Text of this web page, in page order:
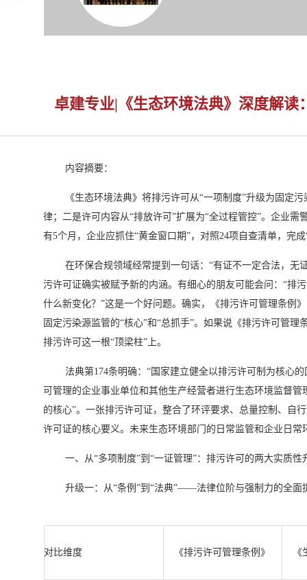
卓建专业|《生态环境法典》深度解
内容摘要：
《生态环境法典》将排污许可从“一项制度”升级为固定
律；二是许可内容从“排放许可”扩展为“全过程管控”。企业需
有5个月，企业应抓住“黄金窗口期”，对照24项自查清单，
在环保合规领域经常提到一句话：“有证不一定合法，
污许可证确实被赋予新的内涵。有细心的朋友可能会问：“排
什么新变化？”这是一个好问题。确实，《排污许可管理条例
固定污染源监管的“核心”和“总抓手”。如果说《排污许可管
排污许可这一根“顶梁柱”上。
法典第174条明确：“国家建立健全以排污许可制为核心
可管理的企业事业单位和其他生产经营者进行生态环境监督
的核心”。一张排污许可证，整合了环评要求、总量控制、自
许可证的核心要义。未来生态环境部门的日常监管和企业日
一、从“多项制度”到“一证管理”：排污许可的两大实质性
升级一：从“条例”到“法典”——法律位阶与强制力的全面
对比维度 《排污许可管理条例》